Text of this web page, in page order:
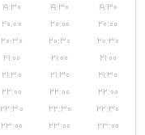
۱۹:۳۰
۲۰:۰۰
۲۰:۳۰
۲۱:۰۰
۲۱:۳۰
۲۲:۰۰
۲۲:۳۰
۲۳:۰۰
۱۹:۳۰
۲۰:۰۰
۲۰:۳۰
۲۱:۰۰
۲۱:۳۰
۲۲:۰۰
۲۲:۳۰
۲۳:۰۰
۱۹:۳۰
۲۰:۰۰
۲۰:۳۰
۲۱:۰۰
۲۱:۳۰
۲۲:۰۰
۲۲:۳۰
۲۳:۰۰